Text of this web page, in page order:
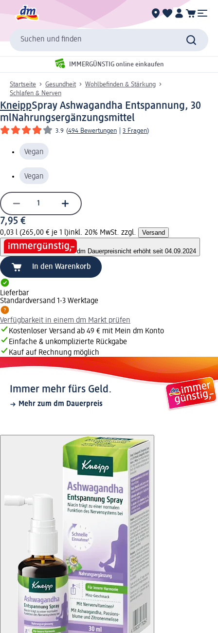
Suchen und finden
IMMERGÜNSTIG online einkaufen
Startseite Gesundheit
Wohlbefinden & Stärkung
Schlafen & Nerven
KneippSpray Ashwagandha Entspannung, 30
mlNahrungsergänzungsmittel
3.9 (494 Bewertungen 3 Fragen)
Vegan
Vegan
7,95 €
0,03 l (265,00 € je 1 l)inkl. 20% MwSt. zzgl. Versand
dm Dauerpreisnicht erhöht seit 04.09.2024
In den Warenkorb
Lieferbar
Standardversand 1-3 Werktage
Verfügbarkeit in einem dm Markt prüfen
Kostenloser Versand ab 49 € mit Mein dm Konto
Einfache & unkomplizierte Rückgabe
Kauf auf Rechnung möglich
Immer mehr fürs Geld.
Mehr zum dm Dauerpreis